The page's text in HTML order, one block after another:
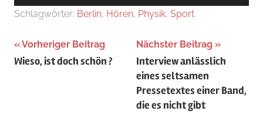
Player
Schlagwörter: Berlin, Hören, Physik, Sport
Beitragsnavigation
Vorheriger Beitrag
Wieso, ist doch schön ?
Nächster Beitrag
Interview anlässlich
eines seltsamen
Pressetextes einer Band,
die es nicht gibt